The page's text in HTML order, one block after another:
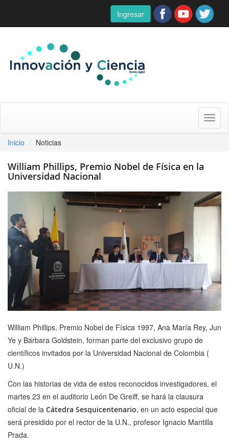
Ingresar
Inicio
Noticias
William Phillips, Premio Nobel de Física en la
Universidad Nacional
William Phillips, Premio Nobel de Física 1997, Ana María Rey, Jun
Ye y Bárbara Goldstein, forman parte del exclusivo grupo de
científicos invitados por la Universidad Nacional de Colombia (
U.N.)
Con las historias de vida de estos reconocidos investigadores, el
martes 23 en el auditorio León De Greiff, se hará la clausura
oficial de la Cátedra Sesquicentenario, en un acto especial que
será presidido por el rector de la U.N., profesor Ignacio Mantilla
Prada.